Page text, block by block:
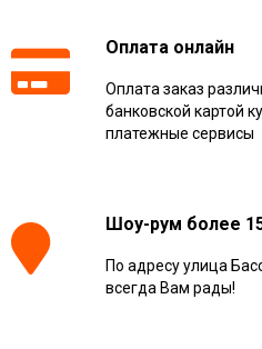
Оплата онлайн
Оплата заказ
банковской картой
платежные сервисы
Шоу-рум более
По адресу улица
всегда Вам рады!